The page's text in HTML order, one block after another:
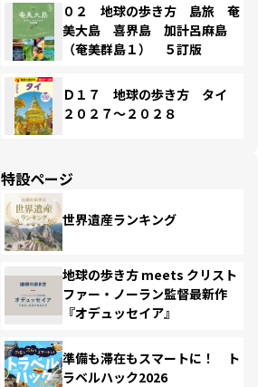
０２ 地球の歩き方 島旅 奄
美大島 喜界島 加計呂麻島
（奄美群島１） ５訂版
Ｄ１７ 地球の歩き方 タイ
２０２７～２０２８
特設ページ
世界遺産ランキング
地球の歩き方 meets クリスト
ファー・ノーラン監督最新作
『オデュッセイア』
準備も滞在もスマートに！ ト
ラベルハック2026